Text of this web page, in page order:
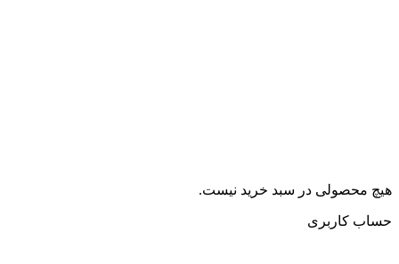
هیچ محصولی در سبد خرید نیست.
حساب کاربری